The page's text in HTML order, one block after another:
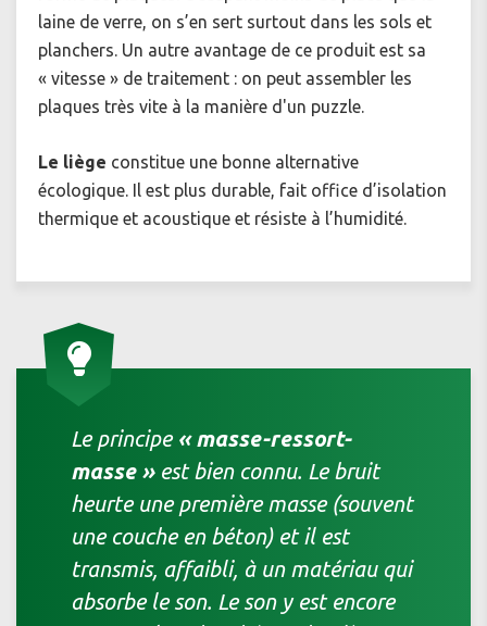
laine de verre, on s’en sert surtout dans les sols et
planchers. Un autre avantage de ce produit est sa
« vitesse » de traitement : on peut assembler les
plaques très vite à la manière d'un puzzle.
Le liège constitue une bonne alternative
écologique. Il est plus durable, fait office d’isolation
thermique et acoustique et résiste à l’humidité.
Le principe « masse-ressort-
masse »est bien connu. Le bruit
heurte une première masse (souvent
une couche en béton) et il est
transmis, affaibli, à un matériau qui
absorbe le son. Le son y est encore